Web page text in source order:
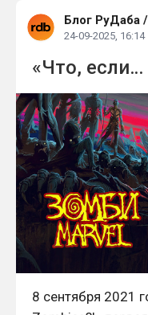
Блог РуДаба /
24-09-2025, 16:14
«Что, если…
8 сентября 2021